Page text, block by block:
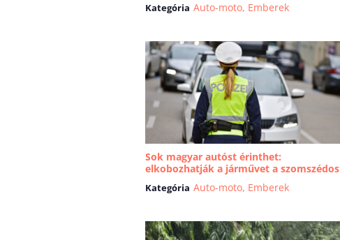
Kategória Auto-moto, Emberek
Sok magyar autóst érinthet:
elkobozhatják a járművet a szomszédos
Kategória Auto-moto, Emberek